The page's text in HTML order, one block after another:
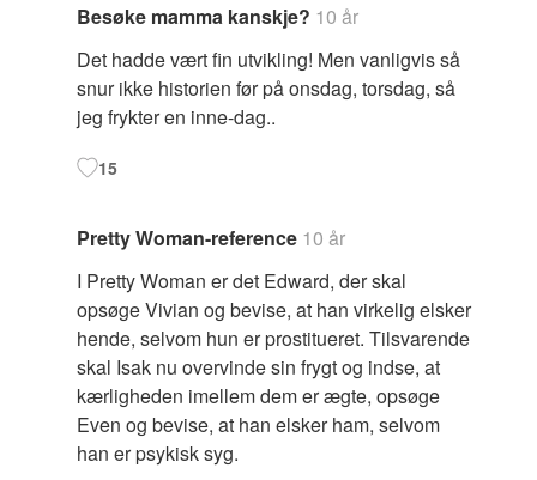
Besøke mamma kanskje? 10 år
Det hadde vært fin utvikling! Men vanligvis så
snur ikke historien før på onsdag, torsdag, så
jeg frykter en inne-dag..
15
Pretty Woman-reference 10 år
I Pretty Woman er det Edward, der skal
opsøge Vivian og bevise, at han virkelig elsker
hende, selvom hun er prostitueret. Tilsvarende
skal Isak nu overvinde sin frygt og indse, at
kærligheden imellem dem er ægte, opsøge
Even og bevise, at han elsker ham, selvom
han er psykisk syg.